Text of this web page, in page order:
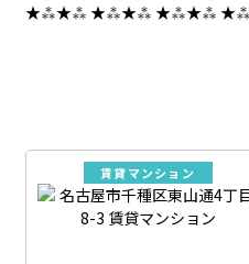
★⁂★⁂ ★⁂★⁂ ★⁂★⁂
賃貸マンション